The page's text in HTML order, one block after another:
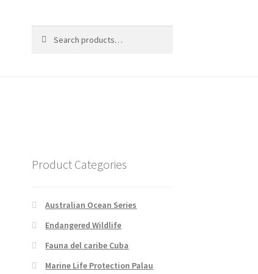
for:
Product Categories
Australian Ocean Series
Endangered Wildlife
Fauna del caribe Cuba
Marine Life Protection Palau